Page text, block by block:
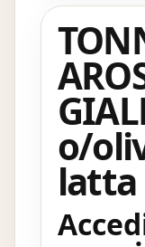
o/
latta